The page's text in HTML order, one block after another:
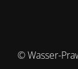
© Wasser-